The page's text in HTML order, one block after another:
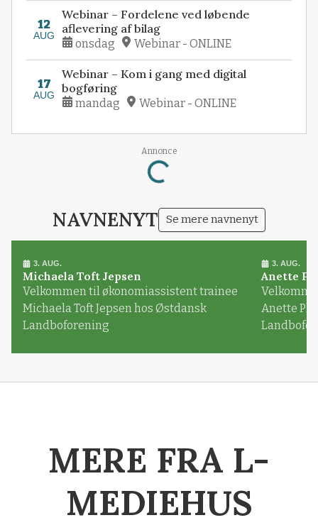
12
AUG
Webinar – Fordelene ved løbende
aflevering af bilag
onsdag Webinar - ONLINE
17
AUG
Webinar – Kom i gang med digital
bogføring
mandag Webinar - ONLINE
Annonce
Loading...
NAVNENYT Se mere navnenyt
3. AUG.
Michaela Toft Jepsen
Velkommen til økonomiassistent trainee
Michaela Toft Jepsen hos Østdansk
Landboforening
3. AUG.
Anette
Anette
MERE FRA L-
MEDIEHUS